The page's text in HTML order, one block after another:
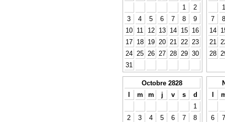
1
2
3
4 5 6 7 8
9
10
11 12 13 14 15
16
17
18 19 20 21 22
23
24
25 26 27 28 29 30
31
1
7
8
14
21
28
Octobre 2828
l
m m j v s
d
1
2
3 4 5 6 7
8
l
6
7